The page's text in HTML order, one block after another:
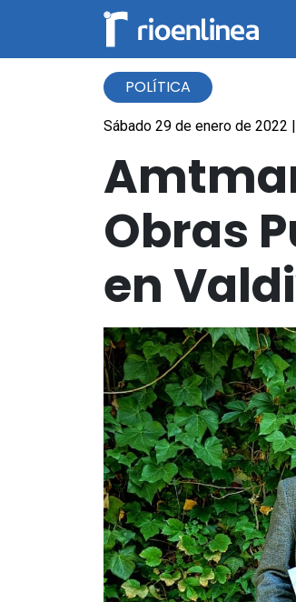
POLÍTICA
Sábado 29 de enero de 2022 |
Obras
en